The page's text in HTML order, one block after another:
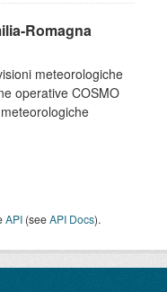
Romagna
meteorologiche
operative COSMO
API (seeAPI Docs).